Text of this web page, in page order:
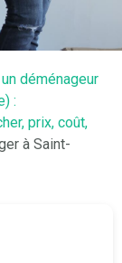
déménageur
:
prix, coût,
à Saint-